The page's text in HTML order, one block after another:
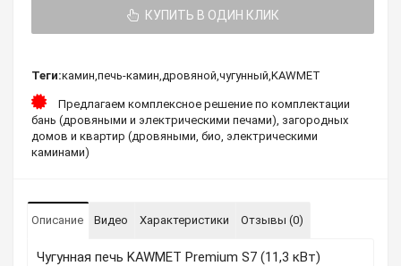
КУПИТЬ В ОДИН КЛИК
Теги:камин,печь-камин,дровяной,чугунный,KAWMET
Предлагаем комплексное решение по комплектации
бань (дровяными и электрическими печами), загородных
домов и квартир (дровяными, био, электрическими
каминами)
Описание Видео Характеристики Отзывы (0)
Чугунная печь KAWMET Premium S7 (11,3 кВт)